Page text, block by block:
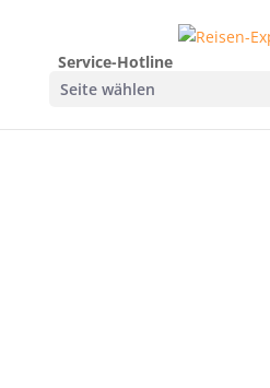
Service-Hotline
Seite wählen